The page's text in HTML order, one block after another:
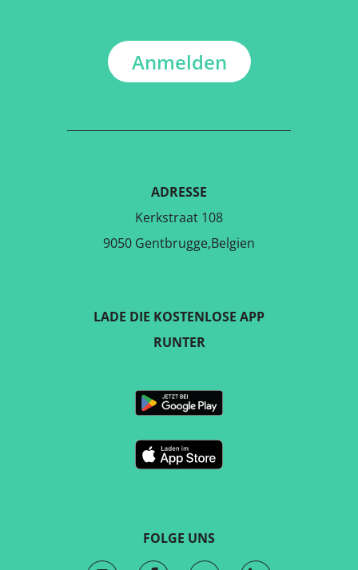
Anmelden
ADRESSE
Kerkstraat 108
9050 Gentbrugge,Belgien
FOLGE UNS
LADE DIE KOSTENLOSE APP
RUNTER